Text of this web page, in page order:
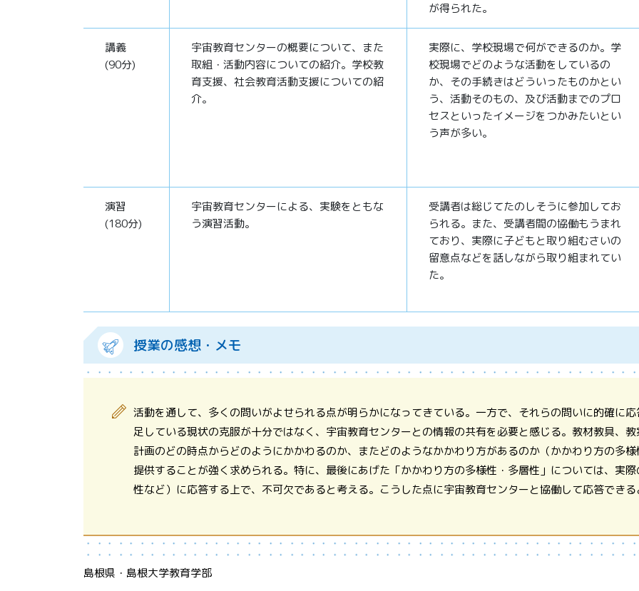
が得られた。
講義
(90分)
宇宙教育センターの概要について、また
取組・活動内容についての紹介。学校教
育支援、社会教育活動支援についての紹
介。
実際に、学校現場で何ができるのか。学
校現場でどのような活動をしているの
か、その手続きはどういったものかとい
う、活動そのもの、及び活動までのプロ
セスといったイメージをつかみたいとい
う声が多い。
演習
(180分)
宇宙教育センターによる、実験をともな
う演習活動。
受講者は総じてたのしそうに参加してお
られる。また、受講者間の協働もうまれ
ており、実際に子どもと取り組むさいの
留意点などを話しながら取り組まれてい
た。
授業の感想・メモ
活動を通して、多くの問いがよせられる点が明らかになってきている。一方で、それらの問いに的確に
足している現状の克服が十分ではなく、宇宙教育センターとの情報の共有を必要と感じる。教材教具、
計画のどの時点からどのようにかかわるのか、またどのようなかかわり方があるのか（かかわり方の多
提供することが強く求められる。特に、最後にあげた「かかわり方の多様性・多層性」については、実
性など）に応答する上で、不可欠であると考える。こうした点に宇宙教育センターと協働して応答できる
島根県・島根大学教育学部